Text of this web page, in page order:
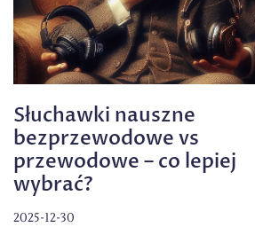
Słuchawki nauszne
bezprzewodowe vs
przewodowe – co lepiej
wybrać?
2025-12-30